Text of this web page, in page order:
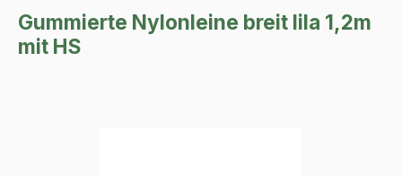
Gummierte Nylonleine breit lila 1,2m
mit HS